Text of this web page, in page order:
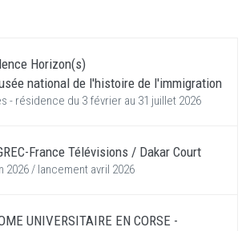
Horizon(s)
national de l'histoire de l'immigration
- résidence du 3 février au 31 juillet 2026
France Télévisions / Dakar Court
2026 / lancement avril 2026
UNIVERSITAIRE EN CORSE -